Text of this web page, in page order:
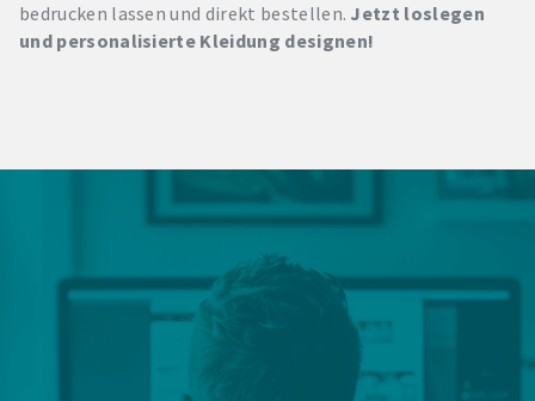
bedrucken lassen und direkt bestellen. Jetzt loslegen
und personalisierte Kleidung designen!